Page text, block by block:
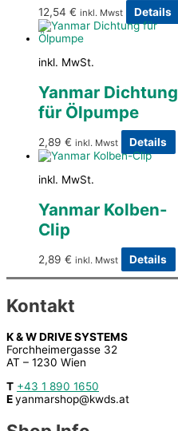
12,54 € inkl. Mwst Details
inkl. MwSt.
Yanmar Dichtung
für Ölpumpe
2,89 € inkl. Mwst Details
inkl. MwSt.
Yanmar Kolben-
Clip
2,89 € inkl. Mwst Details
Kontakt
K & W DRIVE SYSTEMS
Forchheimergasse 32
AT – 1230 Wien
T +43 1 890 1650
Eyanmarshop@kwds.at